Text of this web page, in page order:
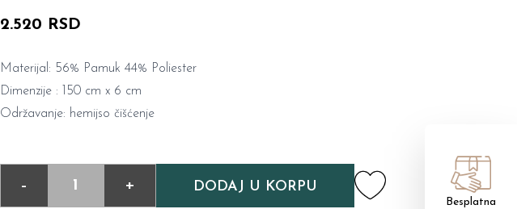
2.520 RSD
Materijal: 56% Pamuk 44% Poliester
Dimenzije : 150 cm x 6 cm
Održavanje: hemijso čišćenje
- + DODAJ U KORPU
Besplatna